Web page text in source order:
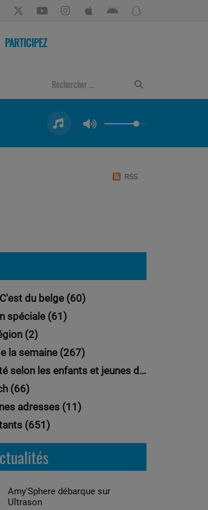
PARTICIPEZ
RSS
du belge (60)
spéciale (61)
(2)
la semaine (267)
les enfants et jeunes de Nivelles (18)
(66)
adresses (11)
(651)
Amy'Sphere débarque sur
Ultrason